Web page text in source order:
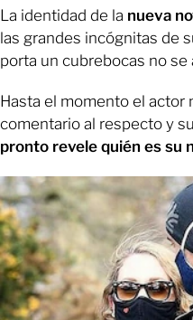
La identidad de la nueva
las grandes incógnitas de
porta un cubrebocas no
Hasta el momento el actor
comentario al respecto y
pronto revele quién es su